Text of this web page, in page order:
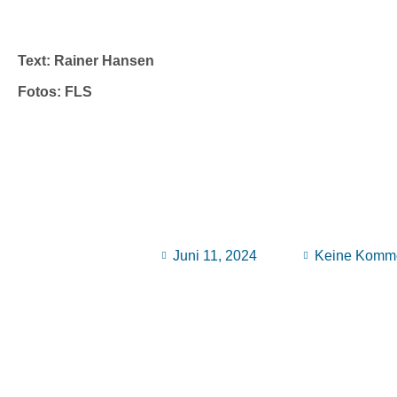
Text: Rainer Hansen
Fotos: FLS
Juni 11, 2024 Keine